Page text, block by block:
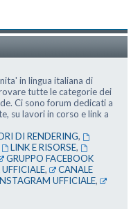
in lingua italiana di
tutte le categorie dei
Ci sono forum dedicati a
su lavori in corso e link a
DI RENDERING,
LINK E RISORSE,
GRUPPO FACEBOOK
,
CANALE
UFFICIALE,